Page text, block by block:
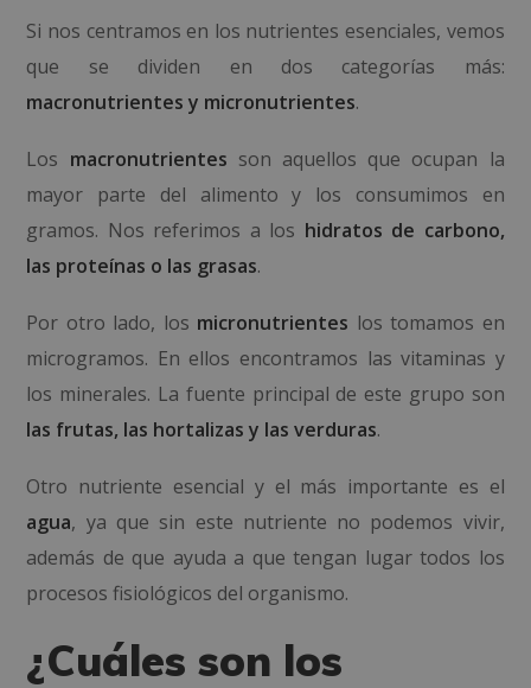
Si nos centramos en los nutrientes esenciales, vemos
que se dividen en dos categorías más:
macronutrientes y micronutrientes.
Los macronutrientes son aquellos que ocupan la
mayor parte del alimento y los consumimos en
gramos. Nos referimos a los hidratos de carbono,
las proteínas o las grasas.
Por otro lado, los micronutrientes los tomamos en
microgramos. En ellos encontramos las vitaminas y
los minerales. La fuente principal de este grupo son
las frutas, las hortalizas y las verduras.
Otro nutriente esencial y el más importante es el
agua, ya que sin este nutriente no podemos vivir,
además de que ayuda a que tengan lugar todos los
procesos fisiológicos del organismo.
¿Cuáles son los